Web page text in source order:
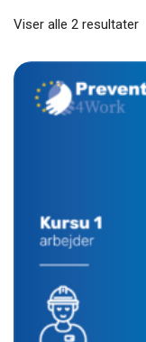
Viser alle 2 resultater